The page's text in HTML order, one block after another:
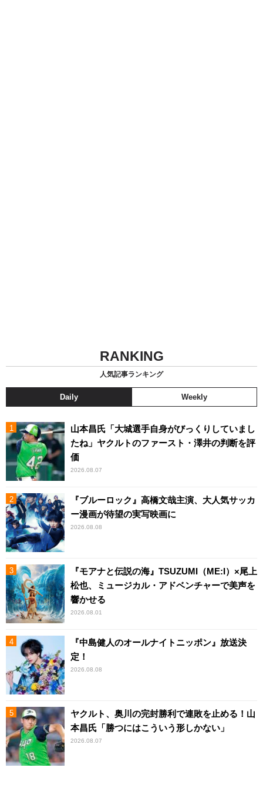
RANKING
人気記事ランキング
Daily Weekly
山本昌氏「大城選手自身がびっくりしていまし
たね」ヤクルトのファースト・澤井の判断を評
価
2026.08.07
『ブルーロック』高橋文哉主演、大人気サッカ
ー漫画が待望の実写映画に
2026.08.08
『モアナと伝説の海』TSUZUMI（ME:I）×尾上
松也、ミュージカル・アドベンチャーで美声を
響かせる
2026.08.01
『中島健人のオールナイトニッポン』放送決
定！
2026.08.08
ヤクルト、奥川の完封勝利で連敗を止める！山
本昌氏「勝つにはこういう形しかない」
2026.08.07